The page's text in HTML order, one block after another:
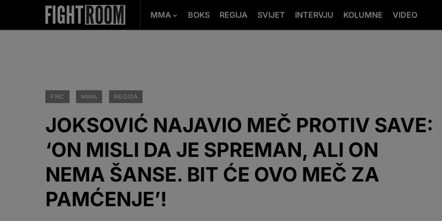
MMA BOKS REGIJA SVIJET INTERVJU KOLUMNE VIDEO
FNC MMA REGIJA
JOKSOVIĆ NAJAVIO MEČ PROTIV SAVE:
‘ON MISLI DA JE SPREMAN, ALI ON
NEMA ŠANSE. BIT ĆE OVO MEČ ZA
PAMĆENJE’!